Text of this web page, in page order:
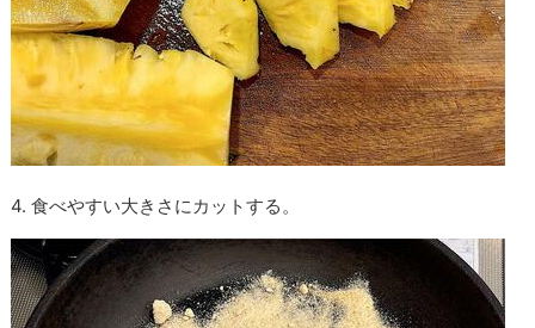
4. 食べやすい大きさにカットする。